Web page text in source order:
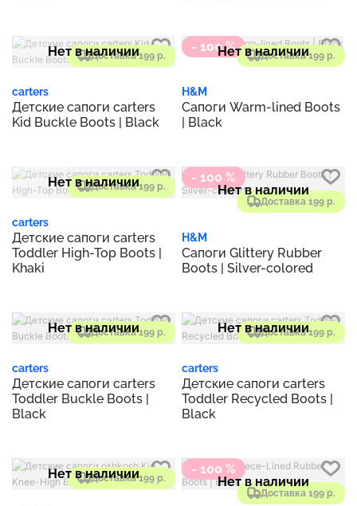
Доставка 199 р.
Нет в наличии
carters
Детские сапоги carters
Kid Buckle Boots | Black
- 100 %
Доставка 199 р.
Нет в наличии
H&M
Сапоги Warm-lined Boots
| Black
Доставка 199 р.
Нет в наличии
carters
Детские сапоги carters
Toddler High-Top Boots |
Khaki
- 100 %
Доставка 199 р.
Нет в наличии
H&M
Сапоги Glittery Rubber
Boots | Silver-colored
Доставка 199 р.
Нет в наличии
carters
Детские сапоги carters
Toddler Buckle Boots |
Black
Доставка 199 р.
Нет в наличии
carters
Детские сапоги carters
Toddler Recycled Boots |
Black
Доставка 199 р.
Нет в наличии - 100 %
Доставка 199 р.
Нет в наличии